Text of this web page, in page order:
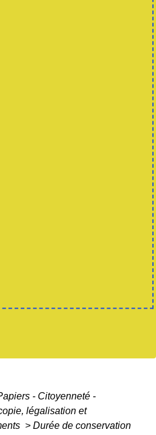
- Citoyenneté -
légalisation et
> Durée de conservation